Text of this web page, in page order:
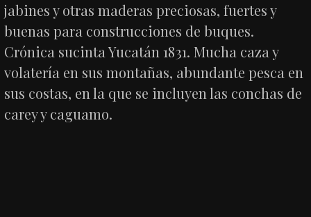
jabines y otras maderas preciosas, fuertes y
buenas para construcciones de buques.
Crónica sucinta Yucatán 1831. Mucha caza y
volatería en sus montañas, abundante pesca en
sus costas, en la que se incluyen las conchas de
carey y caguamo.